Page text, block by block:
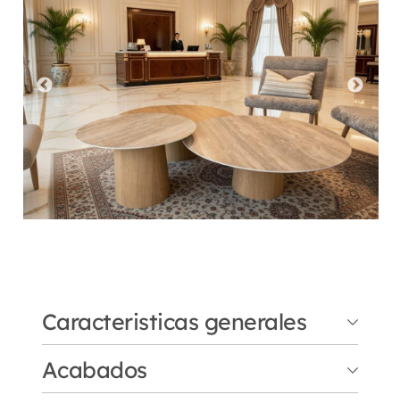
Caracteristicas generales
Base cónica en roble o nogal, disponible en
diferentes alturas y acabados. La encimera se
Acabados